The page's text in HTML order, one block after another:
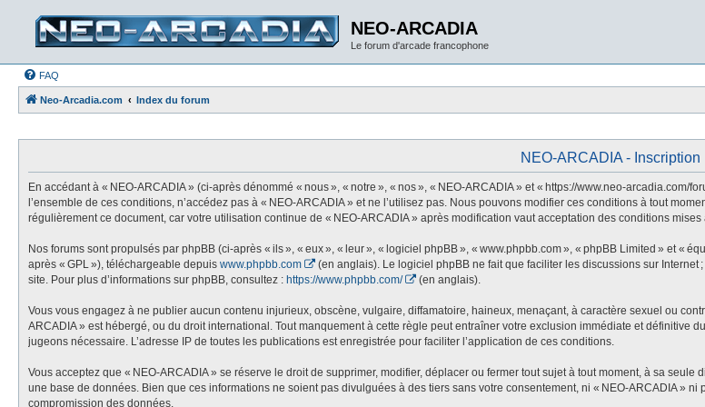
NEO-ARCADIA
Le forum d'arcade francophone
FAQ
Neo-Arcadia.com Index du forum
NEO-ARCADIA - Inscription
En accédant à « NEO-ARCADIA » (ci-après dénommé « nous », « notre », « nos », « NEO-ARCADIA » et « https://www.neo-
l’ensemble de ces conditions, n’accédez pas à « NEO-ARCADIA » et ne l’utilisez pas. Nous pouvons modifier ces conditions à tout
régulièrement ce document, car votre utilisation continue de « NEO-ARCADIA » après modification vaut acceptation des conditions mises
Nos forums sont propulsés par phpBB (ci-après « ils », « eux », « leur », « logiciel phpBB », « www.phpbb.com », « phpBB Limited » et «
après « GPL »), téléchargeable depuis www.phpbb.com
(en anglais). Le logiciel phpBB ne fait que faciliter les discussions sur
site. Pour plus d’informations sur phpBB, consultez : https://www.phpbb.com/ (en anglais).
Vous vous engagez à ne publier aucun contenu injurieux, obscène, vulgaire, diffamatoire, haineux, menaçant, à caractère sexuel ou
ARCADIA » est hébergé, ou du droit international. Tout manquement à cette règle peut entraîner votre exclusion immédiate et définitive
jugeons nécessaire. L’adresse IP de toutes les publications est enregistrée pour faciliter l’application de ces conditions.
Vous acceptez que « NEO-ARCADIA » se réserve le droit de supprimer, modifier, déplacer ou fermer tout sujet à tout moment, à sa
une base de données. Bien que ces informations ne soient pas divulguées à des tiers sans votre consentement, ni « NEO-ARCADIA »
compromission des données.